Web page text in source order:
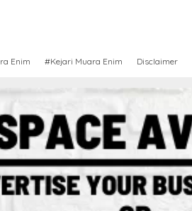
Enim #Kejari Muara Enim Disclaimer